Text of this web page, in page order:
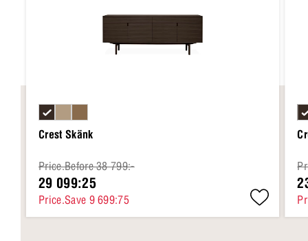
Crest Skänk
Price.Before 38 799:-
29 099:25
Price.Save 9 699:75